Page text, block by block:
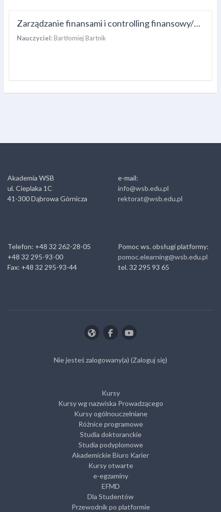
Zarządzanie finansami i controlling finansowy/Bartnik/[W]
Nauczyciel: Bartłomiej Bartnik
Akademia WSB
ul. Cieplaka 1C
41-300 Dąbrowa Górnicza
e-mail:
info@wsb.edu.pl
rektorat@wsb.edu.pl
Telefon: +48 32 262-28-05
+48 32 295-93-00
Fax: +48 32 295-93-44
Pomoc ws. obsługi platformy:
pomoc.elearning@wsb.edu.pl
tel. 32 295 93 65
Nie jesteś zalogowany(a) (Zaloguj się)
Kursy
Kursy wg nazwiska Prowadzącego
Kursy ogólnouczelniane
Różnice programowe
Studia doktoranckie
Studia podyplomowe
Akademickie Biuro Karier
Kursy otwarte
e-egzaminy
EFMD
Dla Studentów
Przewodnik po platformie